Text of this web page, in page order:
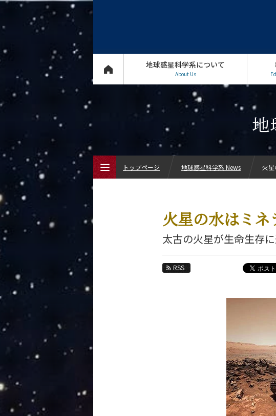
地球惑星科学系について
About Us
火星の水はミ
太古の火星が生命生存
RSS
トップページ 地球惑星科学系 News 火星
地球惑星科学系について